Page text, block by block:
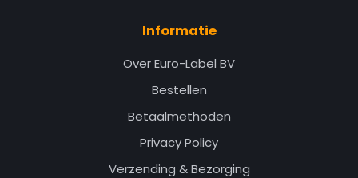
Informatie
Over Euro-Label BV
Bestellen
Betaalmethoden
Privacy Policy
Verzending & Bezorging